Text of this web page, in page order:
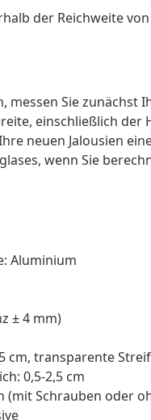
der Reichweite
messen Sie
einschließlich der
neuen Jalousien
wenn Sie
Aluminium
± 4 mm)
cm, transparente
0,5-2,5 cm
(mit Schrauben oder